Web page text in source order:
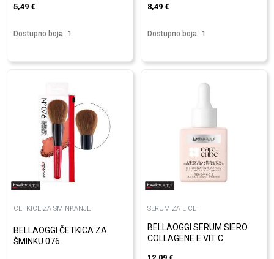
5,49 €
Dostupno boja: 1
8,49 €
Dostupno boja: 1
CETKICE ZA SMINKANJE
BELLAOGGI ČETKICA ZA
ŠMINKU 076
SERUM ZA LICE
BELLAOGGI SERUM SIERO
COLLAGENE E VIT C